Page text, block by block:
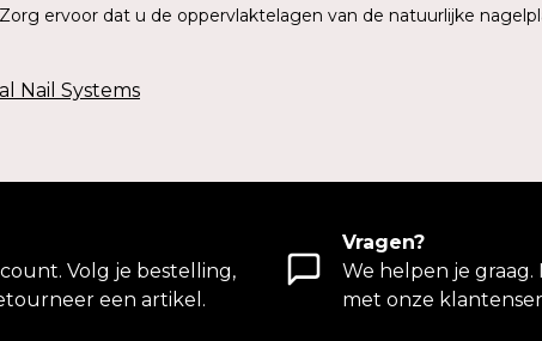
ervoor dat u de oppervlaktelagen van de natuurlijke
Nail Systems
Volg je bestelling,
een artikel.
Vragen?
We helpen je
met onze